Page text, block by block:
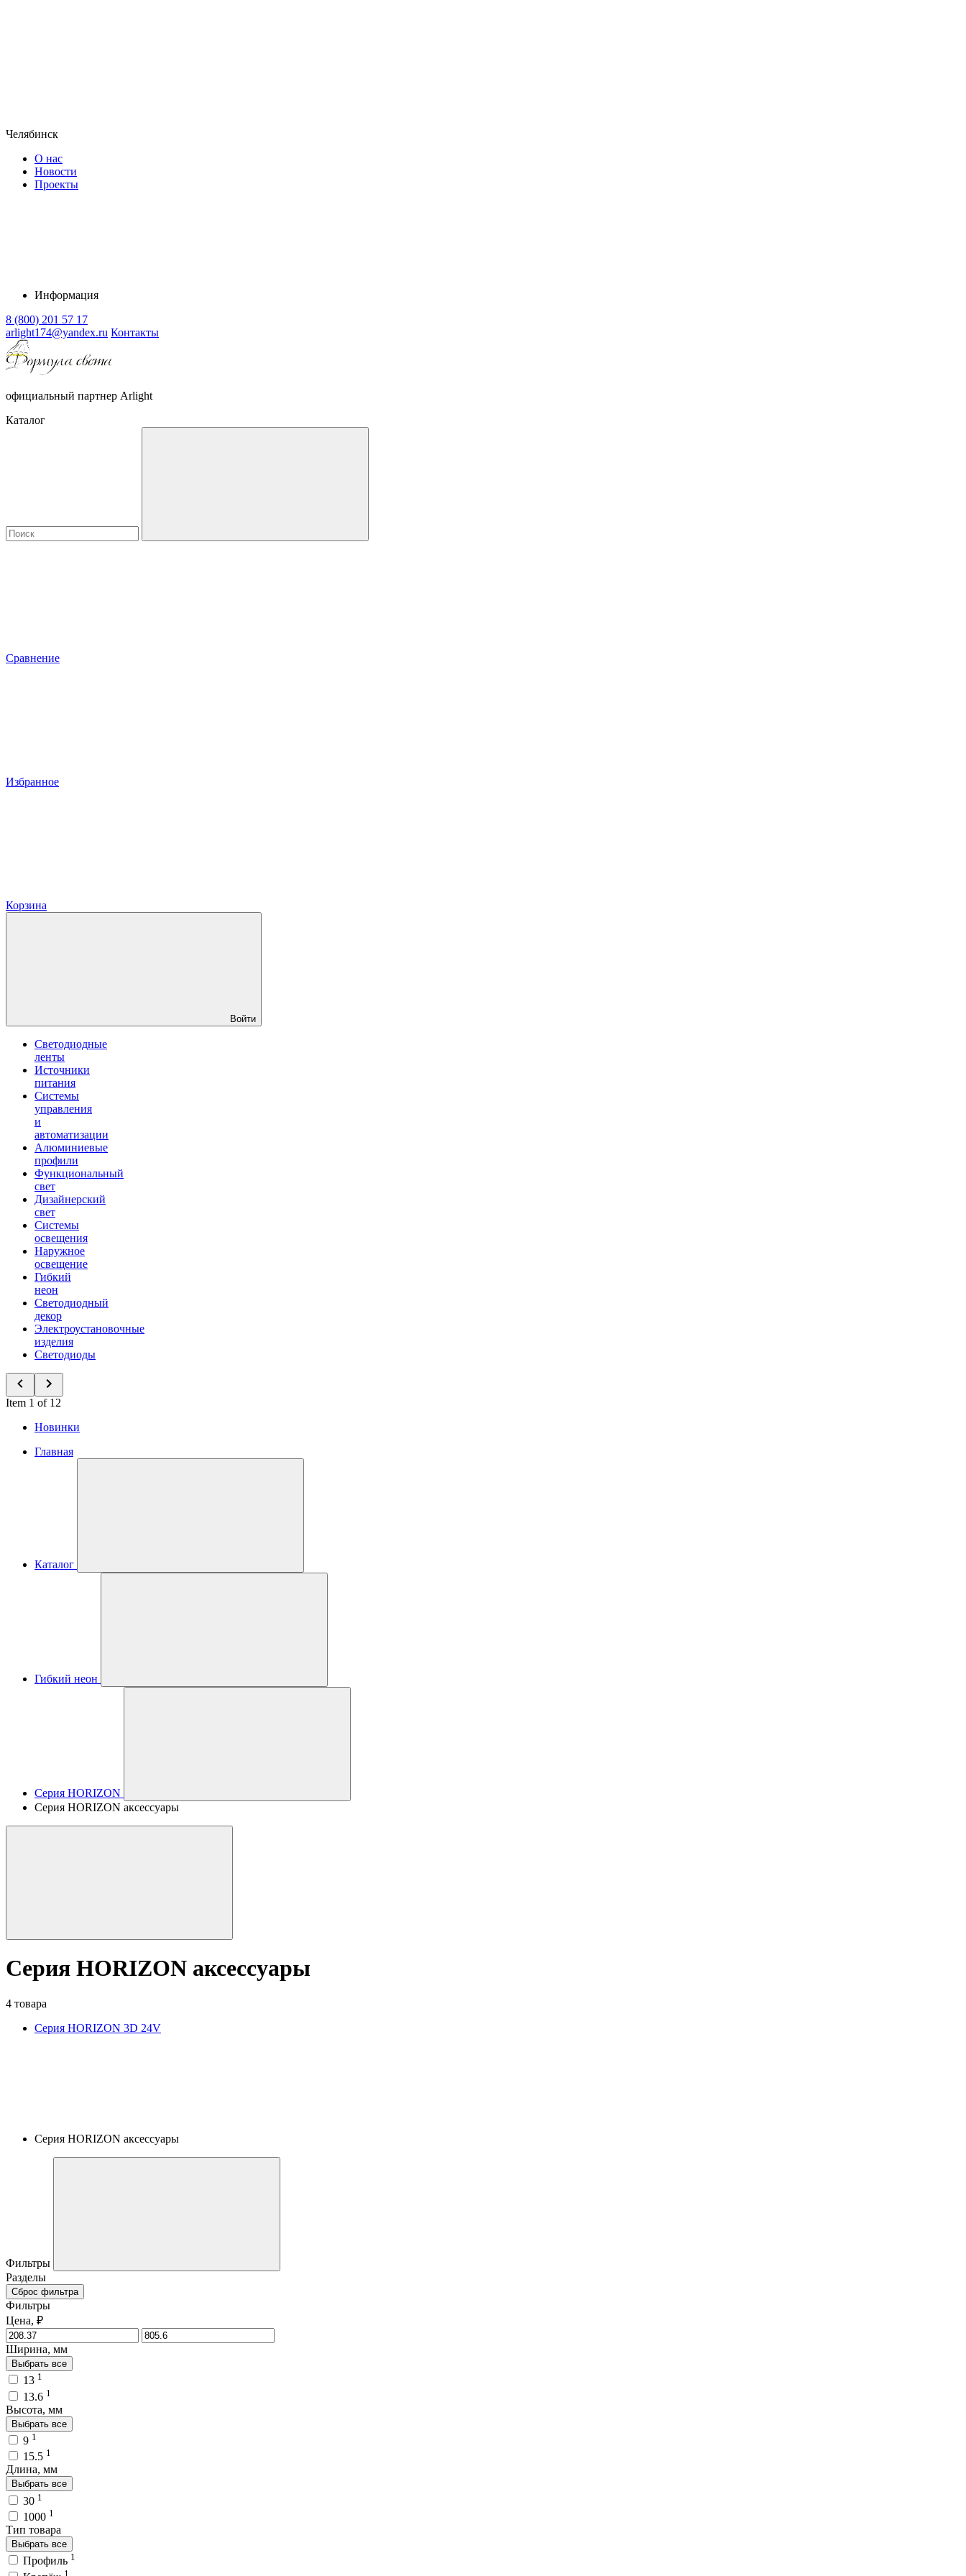
Челябинск
О нас
Новости
Проекты
Информация
8 (800) 201 57 17
arlight174@yandex.ru Контакты
официальный партнер Arlight
Каталог
Сравнение
Избранное
Корзина
Войти
Светодиодные
ленты
Источники
питания
Системы
управления
и
автоматизации
Алюминиевые
профили
Функциональный
свет
Дизайнерский
свет
Системы
освещения
Наружное
освещение
Гибкий
неон
Светодиодный
декор
Электроустановочные
изделия
Светодиоды
Item 1 of 12
Новинки
Главная
Каталог
Гибкий неон
Серия HORIZON
Серия HORIZON аксессуары
Серия HORIZON аксессуары
4 товара
Серия HORIZON 3D 24V
Серия HORIZON аксессуары
Фильтры
Разделы
Сброс фильтра
Фильтры
Цена, ₽
Ширина, мм
Выбрать все
13 1
13.6 1
Высота, мм
Выбрать все
9 1
15.5 1
Длина, мм
Выбрать все
30 1
1000 1
Тип товара
Выбрать все
Профиль 1
1